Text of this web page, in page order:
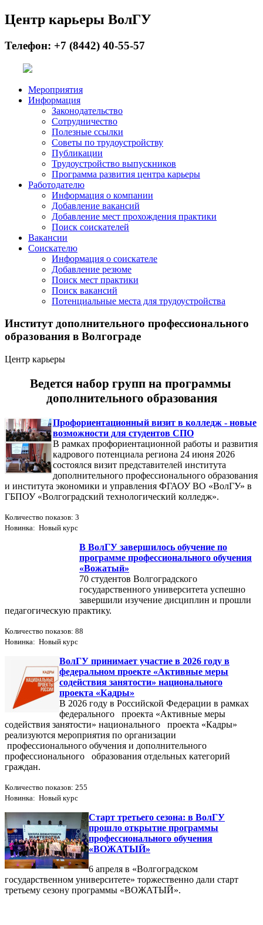
Центр карьеры ВолГУ
Телефон: +7 (8442) 40-55-57
Мероприятия
Информация
Законодательство
Сотрудничество
Полезные ссылки
Советы по трудоустройству
Публикации
Трудоустройство выпускников
Программа развития центра карьеры
Работодателю
Информация о компании
Добавление вакансий
Добавление мест прохождения практики
Поиск соискателей
Вакансии
Соискателю
Информация о соискателе
Добавление резюме
Поиск мест практики
Поиск вакансий
Потенциальные места для трудоустройства
Институт дополнительного профессионального
образования в Волгограде
Центр карьеры
Ведется набор групп на программы
дополнительного образования
Профориентационный визит в колледж - новые
возможности для студентов СПО
В рамках профориентационной работы и развития
кадрового потенциала региона 24 июня 2026
состоялся визит представителей института
дополнительного профессионального образования
и института экономики и управления ФГАОУ ВО «ВолГУ» в
ГБПОУ «Волгоградский технологический колледж».
Количество показов: 3
Новинка: Новый курс
В ВолГУ завершилось обучение по
программе профессионального обучения
«Вожатый»
70 студентов Волгоградского
государственного университета успешно
завершили изучение дисциплин и прошли
педагогическую практику.
Количество показов: 88
Новинка: Новый курс
ВолГУ принимает участие в 2026 году в
федеральном проекте «Активные меры
содействия занятости» национального
проекта «Кадры»
В 2026 году в Российской Федерации в рамках
федерального проекта «Активные меры
содействия занятости» национального проекта «Кадры»
реализуются мероприятия по организации
профессионального обучения и дополнительного
профессионального образования отдельных категорий
граждан.
Количество показов: 255
Новинка: Новый курс
Старт третьего сезона: в ВолГУ
прошло открытие программы
профессионального обучения
«ВОЖАТЫЙ»
6 апреля в «Волгоградском
государственном университете» торжественно дали старт
третьему сезону программы «ВОЖАТЫЙ».